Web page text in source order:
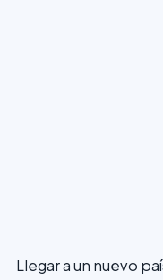
Llegar a un nuevo